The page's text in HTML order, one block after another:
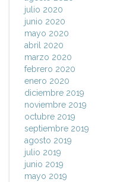
julio 2020
junio 2020
mayo 2020
abril 2020
marzo 2020
febrero 2020
enero 2020
diciembre 2019
noviembre 2019
octubre 2019
septiembre 2019
agosto 2019
julio 2019
junio 2019
mayo 2019